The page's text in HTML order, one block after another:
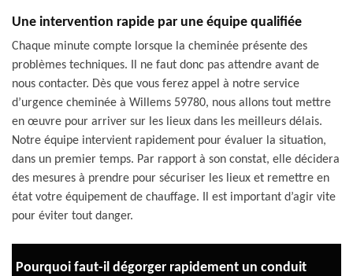
Une intervention rapide par une équipe qualifiée
Chaque minute compte lorsque la cheminée présente des
problèmes techniques. Il ne faut donc pas attendre avant de
nous contacter. Dès que vous ferez appel à notre service
d’urgence cheminée à Willems 59780, nous allons tout mettre
en œuvre pour arriver sur les lieux dans les meilleurs délais.
Notre équipe intervient rapidement pour évaluer la situation,
dans un premier temps. Par rapport à son constat, elle décidera
des mesures à prendre pour sécuriser les lieux et remettre en
état votre équipement de chauffage. Il est important d’agir vite
pour éviter tout danger.
Pourquoi faut-il dégorger rapidement un conduit